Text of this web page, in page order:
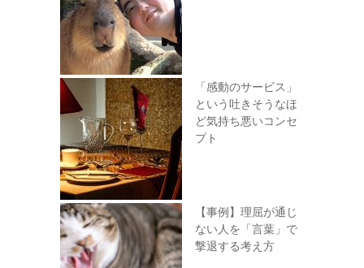
「感動のサービス」
という吐きそうなほ
ど気持ち悪いコンセ
プト
【事例】理屈が通じ
ない人を「言葉」で
撃退する考え方